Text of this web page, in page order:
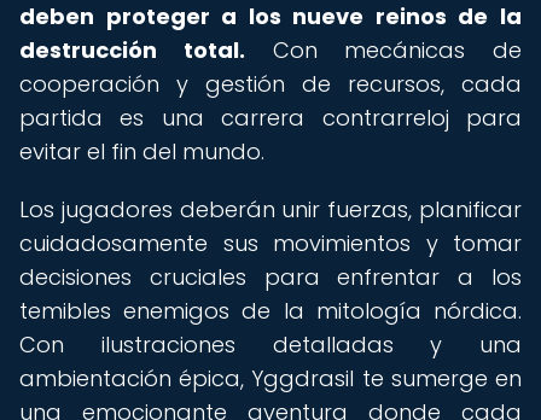
deben proteger a los nueve reinos de la
destrucción total. Con mecánicas de
cooperación y gestión de recursos, cada
partida es una carrera contrarreloj para
evitar el fin del mundo.
Los jugadores deberán unir fuerzas, planificar
cuidadosamente sus movimientos y tomar
decisiones cruciales para enfrentar a los
temibles enemigos de la mitología nórdica.
Con ilustraciones detalladas y una
ambientación épica, Yggdrasil te sumerge en
una emocionante aventura donde cada